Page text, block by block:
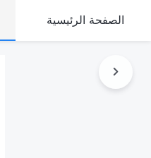
الصفحة الرئيسية